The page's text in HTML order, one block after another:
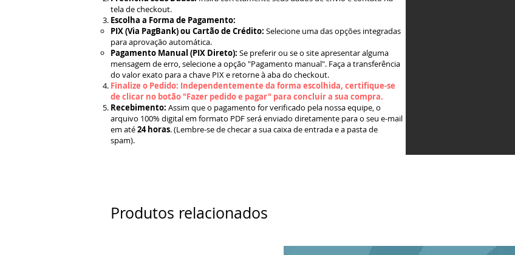
tela de checkout.
Escolha a Forma de Pagamento:
PIX (Via PagBank) ou Cartão de Crédito: Selecione uma das opções integradas
para aprovação automática.
Pagamento Manual (PIX Direto): Se preferir ou se o site apresentar alguma
mensagem de erro, selecione a opção "Pagamento manual". Faça a transferência
do valor exato para a chave PIX e retorne à aba do checkout.
Finalize o Pedido: Independentemente da forma escolhida, certifique-se
de clicar no botão "Fazer pedido e pagar" para concluir a sua compra.
Recebimento: Assim que o pagamento for verificado pela nossa equipe, o
arquivo 100% digital em formato PDF será enviado diretamente para o seu e-mail
em até24 horas. (Lembre-se de checar a sua caixa de entrada e a pasta de
spam).
Produtos relacionados